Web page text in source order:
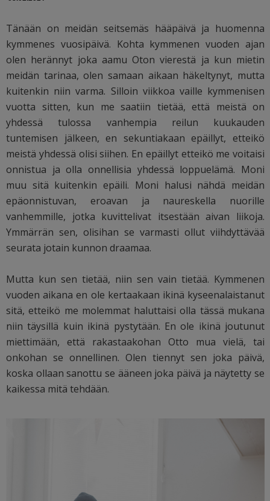
Tänään on meidän seitsemäs hääpäivä ja huomenna
kymmenes vuosipäivä. Kohta kymmenen vuoden ajan
olen herännyt joka aamu Oton vierestä ja kun mietin
meidän tarinaa, olen samaan aikaan häkeltynyt, mutta
kuitenkin niin varma. Silloin viikkoa vaille kymmenisen
vuotta sitten, kun me saatiin tietää, että meistä on
yhdessä tulossa vanhempia reilun kuukauden
tuntemisen jälkeen, en sekuntiakaan epäillyt, etteikö
meistä yhdessä olisi siihen. En epäillyt etteikö me voitaisi
onnistua ja olla onnellisia yhdessä loppuelämä. Moni
muu sitä kuitenkin epäili. Moni halusi nähdä meidän
epäonnistuvan, eroavan ja naureskella nuorille
vanhemmille, jotka kuvittelivat itsestään aivan liikoja.
Ymmärrän sen, olisihan se varmasti ollut viihdyttävää
seurata jotain kunnon draamaa.
Mutta kun sen tietää, niin sen vain tietää. Kymmenen
vuoden aikana en ole kertaakaan ikinä kyseenalaistanut
sitä, etteikö me molemmat haluttaisi olla tässä mukana
niin täysillä kuin ikinä pystytään. En ole ikinä joutunut
miettimään, että rakastaakohan Otto mua vielä, tai
onkohan se onnellinen. Olen tiennyt sen joka päivä,
koska ollaan sanottu se ääneen joka päivä ja näytetty se
kaikessa mitä tehdään.